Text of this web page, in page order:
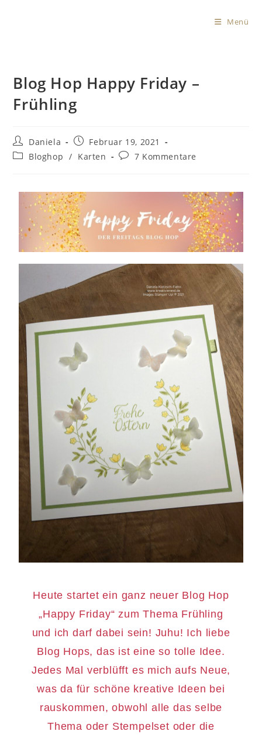
Menü
Blog Hop Happy Friday –
Frühling
Daniela
Februar 19, 2021
Bloghop / Karten 7 Kommentare
Heute startet ein ganz neuer Blog Hop
„Happy Friday“ zum Thema Frühling
und ich darf dabei sein! Juhu! Ich liebe
Blog Hops, das ist eine so tolle Idee.
Jedes Mal verblüfft es mich aufs Neue,
was da für schöne kreative Ideen bei
rauskommen, obwohl alle das selbe
Thema oder Stempelset oder die